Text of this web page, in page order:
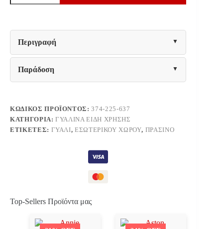
ΤΕΜ
FL07
ΠΡΑΣΙΝΟ
ΧΡΩΜΑ
8x13εκ
ποσότητα
Περιγραφή
Παράδοση
ΚΩΔΙΚΌΣ ΠΡΟΪΌΝΤΟΣ:374-225-637
ΚΑΤΗΓΟΡΊΑ:ΓΥΆΛΙΝΑ ΕΊΔΗ ΧΡΉΣΗΣ
ΕΤΙΚΈΤΕΣ: ΓΥΑΛΊ,ΕΣΩΤΕΡΙΚΟΎ ΧΏΡΟΥ, ΠΡΆΣΙΝΟ
Top-Sellers Προϊόντα μας